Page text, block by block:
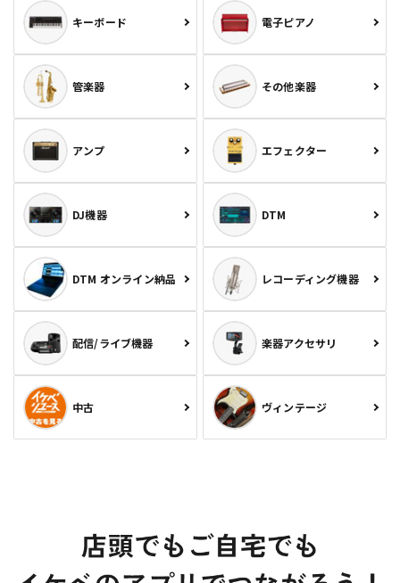
キーボード 電子ピアノ
管楽器 その他楽器
アンプ エフェクター
DJ機器 DTM
DTM オンライン納品 レコーディング機器
配信/ライブ機器 楽器アクセサリ
中古 ヴィンテージ